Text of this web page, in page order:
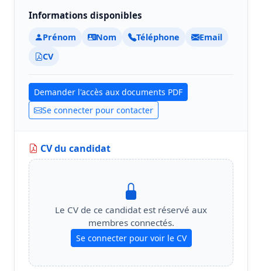
Informations disponibles
Prénom Nom Téléphone
Email
CV
Demander l'accès aux documents PDF
Se connecter pour contacter
CV du candidat
Le CV de ce candidat est réservé aux
membres connectés.
Se connecter pour voir le CV